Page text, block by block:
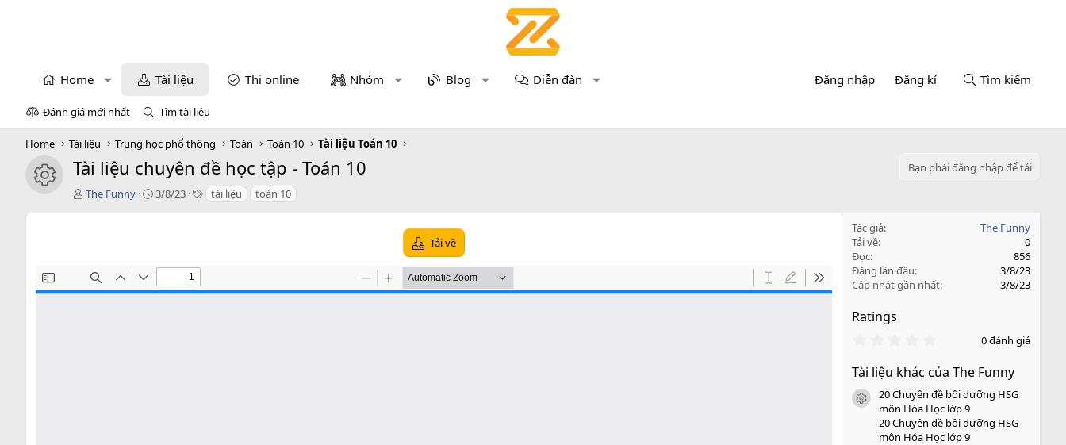
Home Tài liệu Thi online Nhóm Blog Diễn đàn Đăng nhập Đăng kí Tìm kiếm
Đánh giá mới nhất Tìm tài liệu
Home Tài liệu Trung học phổ thông Toán Toán 10 Tài liệu Toán 10
icon tài liệu
Tài liệu chuyên đề học tập - Toán 10
Bạn phải đăng nhập để tải
T
The Funny
C
n
3/8/23
T tài liệu toán 10
Tải về
Tác giả
The Funny
Tải về
0
Đọc
856
Đăng lần đầu
3/8/23
Cập nhật gần nhất
3/8/23
Ratings
0
0
s
a
o
0 đánh giá
Tài liệu khác của The Funny
icon tài liệu
20 Chuyên đề bồi dưỡng HSG
môn Hóa Học lớp 9
20 Chuyên đề bồi dưỡng HSG
môn Hóa Học lớp 9